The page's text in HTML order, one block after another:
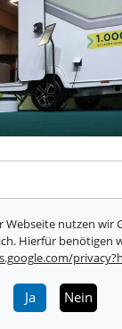
München
Director in die
ein und
nutzen wir
Hierfür benötigen
Ja Nein